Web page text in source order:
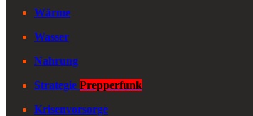
Wärme
Wasser
Nahrung
Strategie Prepperfunk
Krisenvorsorge